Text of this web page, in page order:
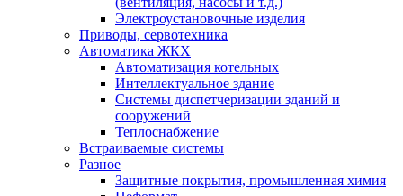
Электроустановочные изделия
Приводы, сервотехника
Автоматика ЖКХ
Автоматизация котельных
Интеллектуальное здание
Системы диспетчеризации зданий и
сооружений
Теплоснабжение
Встраиваемые системы
Разное
Защитные покрытия, промышленная химия